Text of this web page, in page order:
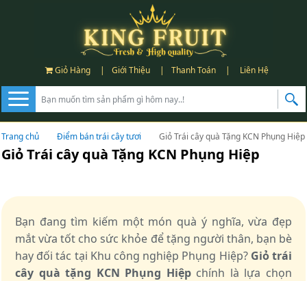
Giỏ Hàng | Giới Thiệu | Thanh Toán | Liên Hệ
Trang chủ Điểm bán trái cây tươi Giỏ Trái cây quà Tặng KCN Phụng Hiệp
Giỏ Trái cây quà Tặng KCN Phụng Hiệp
Bạn đang tìm kiếm một món quà ý nghĩa, vừa đẹp
mắt vừa tốt cho sức khỏe để tặng người thân, bạn bè
hay đối tác tại Khu công nghiệp Phụng Hiệp? Giỏ trái
cây quà tặng KCN Phụng Hiệpchính là lựa chọn